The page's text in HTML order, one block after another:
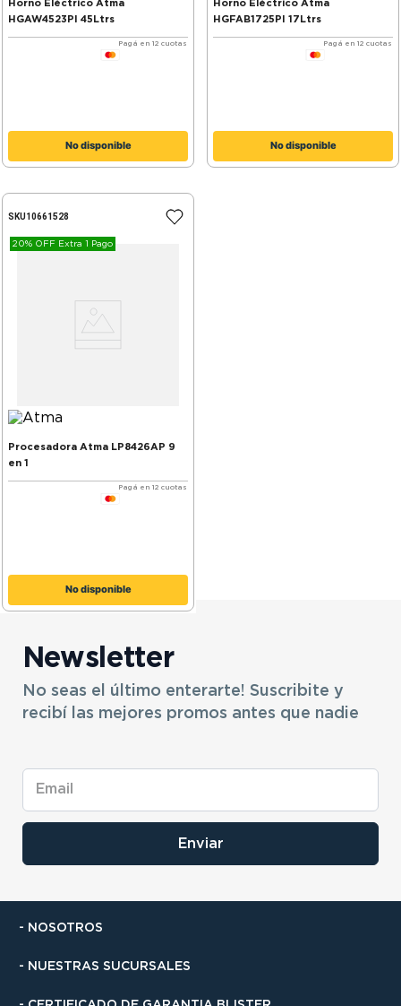
Horno Eléctrico Atma
HGAW4523PI 45Ltrs
Pagá en 12 cuotas
No disponible
Horno Eléctrico Atma
HGFAB1725PI 17Ltrs
Pagá en 12 cuotas
No disponible
SKU10661528
20% OFF Extra 1 Pago
Procesadora Atma LP8426AP 9
en 1
Pagá en 12 cuotas
No disponible
Newsletter
No seas el último enterarte! Suscribite y
recibí las mejores promos antes que nadie
Enviar
- NOSOTROS
- NUESTRAS SUCURSALES